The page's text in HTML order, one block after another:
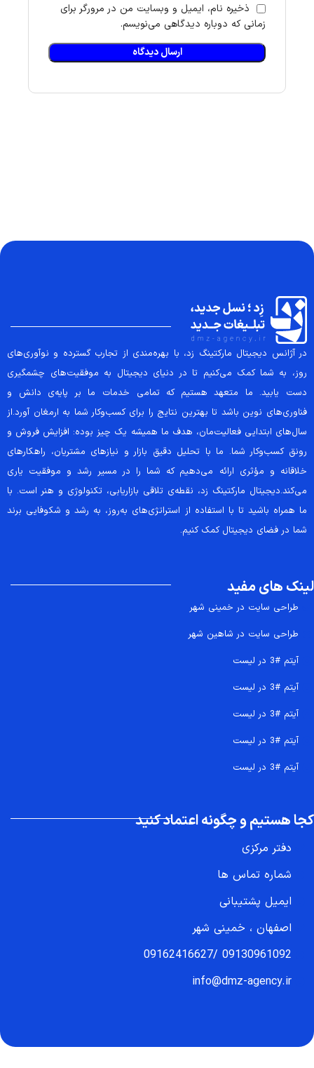
ذخیره نام، ایمیل و وبسایت من در مرورگر برای
زمانی که دوباره دیدگاهی می‌نویسم.
در آژانس دیجیتال مارکتینگ زد، با بهره‌مندی از تجارب گسترده و نوآوری‌های
روز، به شما کمک می‌کنیم تا در دنیای دیجیتال به موفقیت‌های چشمگیری
دست یابید. ما متعهد هستیم که تمامی خدمات ما بر پایه‌ی دانش و
فناوری‌های نوین باشد تا بهترین نتایج را برای کسب‌وکار شما به ارمغان آورد.از
سال‌های ابتدایی فعالیت‌مان، هدف ما همیشه یک چیز بوده: افزایش فروش و
رونق کسب‌وکار شما. ما با تحلیل دقیق بازار و نیازهای مشتریان، راهکارهای
خلاقانه و مؤثری ارائه می‌دهیم که شما را در مسیر رشد و موفقیت یاری
می‌کند.دیجیتال مارکتینگ زد، نقطه‌ی تلاقی بازاریابی، تکنولوژی و هنر است. با
ما همراه باشید تا با استفاده از استراتژی‌های به‌روز، به رشد و شکوفایی برند
شما در فضای دیجیتال کمک کنیم.
لینک های مفید
طراحی سایت در خمینی شهر
طراحی سایت در شاهین شهر
آیتم #3 در لیست
آیتم #3 در لیست
آیتم #3 در لیست
آیتم #3 در لیست
آیتم #3 در لیست
کجا هستیم و چگونه اعتماد کنید
دفتر مرکزی
شماره تماس ها
ایمیل پشتیبانی
اصفهان ، خمینی شهر
09130961092
/
09162416627
info@dmz-agency.ir